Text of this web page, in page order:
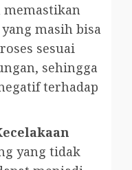
memastikan
masih bisa
sesuai
sehingga
terhadap
yang tidak